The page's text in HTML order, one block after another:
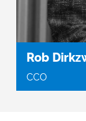
Rob
CCO